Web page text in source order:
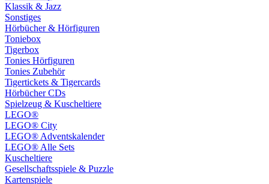
Klassik & Jazz
Sonstiges
Hörbücher & Hörfiguren
Toniebox
Tigerbox
Tonies Hörfiguren
Tonies Zubehör
Tigertickets & Tigercards
Hörbücher CDs
Spielzeug & Kuscheltiere
LEGO®
LEGO® City
LEGO® Adventskalender
LEGO® Alle Sets
Kuscheltiere
Gesellschaftsspiele & Puzzle
Kartenspiele